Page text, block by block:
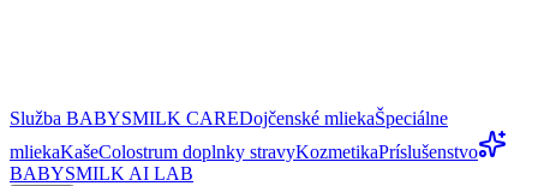
Služba BABYSMILK CAREDojčenské mliekaŠpeciálne
mliekaKašeColostrum doplnky stravyKozmetikaPríslušenstvo
BABYSMILK AI LAB